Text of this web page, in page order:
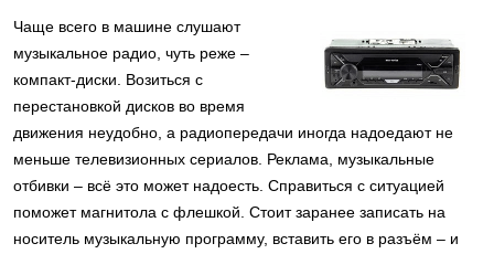
Чаще всего в машине слушают
музыкальное радио, чуть реже –
компакт-диски. Возиться с
перестановкой дисков во время
движения неудобно, а радиопередачи иногда надоедают не
меньше телевизионных сериалов. Реклама, музыкальные
отбивки – всё это может надоесть. Справиться с ситуацией
поможет магнитола с флешкой. Стоит заранее записать на
носитель музыкальную программу, вставить его в разъём – и